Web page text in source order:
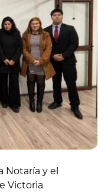
Notaría y el
Victoria